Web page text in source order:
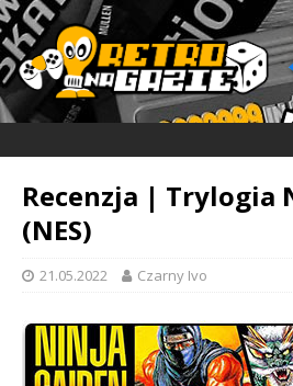
Recenzja | Trylogia
(NES)
21.05.2022 Czarny Ivo